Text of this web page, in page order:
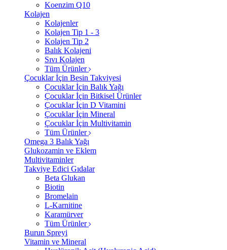
Koenzim Q10
Kolajen
Kolajenler
Kolajen Tip 1 - 3
Kolajen Tip 2
Balık Kolajeni
Sıvı Kolajen
Tüm Ürünler
Çocuklar İçin Besin Takviyesi
Çocuklar İçin Balık Yağı
Çocuklar İçin Bitkisel Ürünler
Çocuklar İçin D Vitamini
Çocuklar İçin Mineral
Çocuklar İçin Multivitamin
Tüm Ürünler
Omega 3 Balık Yağı
Glukozamin ve Eklem
Multivitaminler
Takviye Edici Gıdalar
Beta Glukan
Biotin
Bromelain
L-Karnitine
Karamürver
Tüm Ürünler
Burun Spreyi
Vitamin ve Mineral